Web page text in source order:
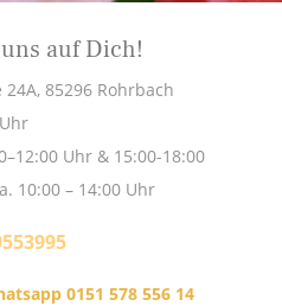
auf Dich!
85296 Rohrbach
Uhr & 15:00-18:00
– 14:00 Uhr
0151 578 556 14